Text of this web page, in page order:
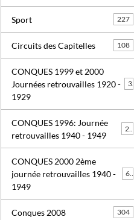
Sport 227
Circuits des Capitelles 108
CONQUES 1999 et 2000
Journées retrouvailles 1920 -
1929
3
CONQUES 1996: Journée
retrouvailles 1940 - 1949
CONQUES 2000 2ème
journée retrouvailles 1940 -
1949
63
Conques 2008 304